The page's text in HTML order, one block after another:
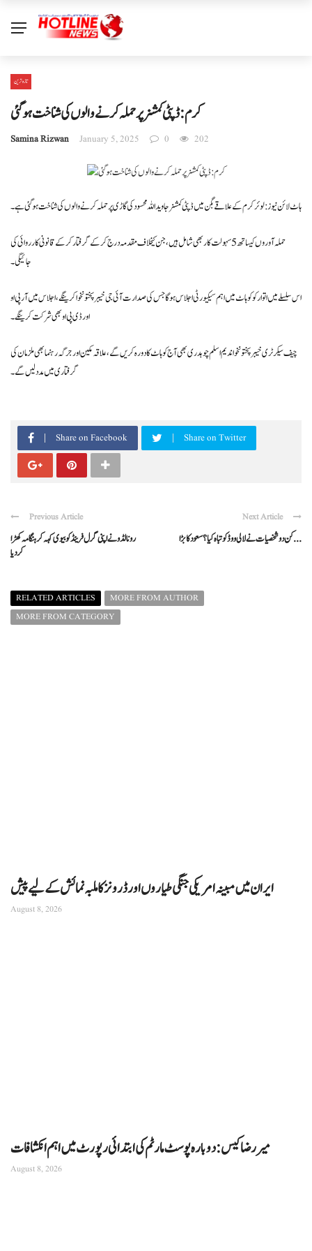
تازہ ترین
کرم : ڈپٹی کمشنر پرحملہ کرنےوالوں کی شناخت ہوگئی
Samina Rizwan January 5, 2025 0 202
ہاٹ لائن نیوز : لوئر کرم کے علاقے بگن میں ڈپٹی کمشنر جاوید اللہ محسود کی گاڑی پر حملہ کرنے والوں کی شناخت ہو گئی ہے۔
حملہ آوروں کیساتھ 5 سہولت کار بھی شامل ہیں، جن کیخلاف مقدمہ درج کر کے گرفتار کر کے قانونی کارروائی کی
جائیگی۔
اس سلسلے میں اتوار کو کوہاٹ میں اہم سیکیورٹی اجلاس ہوگا جس کی صدارت آئی جی خیبرپختونخوا کرینگے، اجلاس میں آر پی او
اور ڈی پی او بھی شرکت کرینگے۔
چیف سیکرٹری خیبرپختونخوا ندیم اسلم چوہدری بھی آج کوہاٹ کا دورہ کریں گے، علاقہ مکین اور جرگہ رہنما بھی ملزمان کی
گرفتاری میں مدد لیں گے۔
Share on Facebook Share on Twitter
Previous Article
رونالڈو نے اپنی گرل فرینڈکو بیوی کہہ کر ہنگامہ کھڑا
کردیا
Next Article
کن دو شخصیات نے لالی ووڈ کو تباہ کیا؟ سعود کا بڑا ...
RELATED ARTICLES
MORE FROM AUTHOR
MORE FROM CATEGORY
ایران میں مبینہ امریکی جنگی طیاروں اور ڈرونز کا ملبہ نمائش کے لیے پیش
August 8, 2026
میر رضا کیس: دوبارہ پوسٹ مارٹم کی ابتدائی رپورٹ میں اہم انکشافات
August 8, 2026